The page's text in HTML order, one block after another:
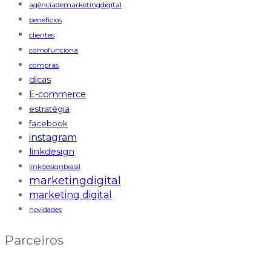
agênciademarketingdigital
benefícios
clientes
comofunciona
compras
dicas
E-commerce
estratégia
facebook
instagram
linkdesign
linkdesignbrasil
marketingdigital
marketing digital
novidades
Parceiros